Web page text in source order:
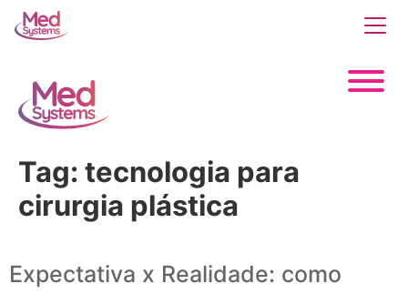
Tag: tecnologia para
cirurgia plástica
Expectativa x Realidade: como